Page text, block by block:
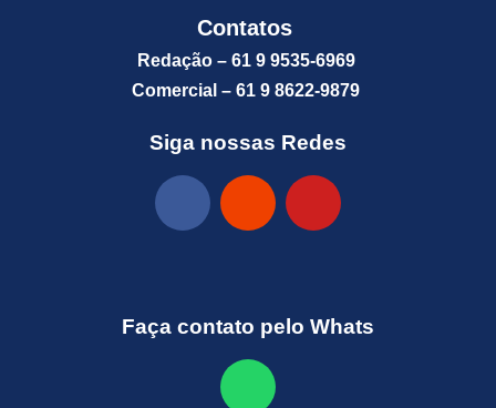
Contatos
Redação – 61 9 9535-6969
Comercial – 61 9 8622-9879
Siga nossas Redes
Faça contato pelo Whats